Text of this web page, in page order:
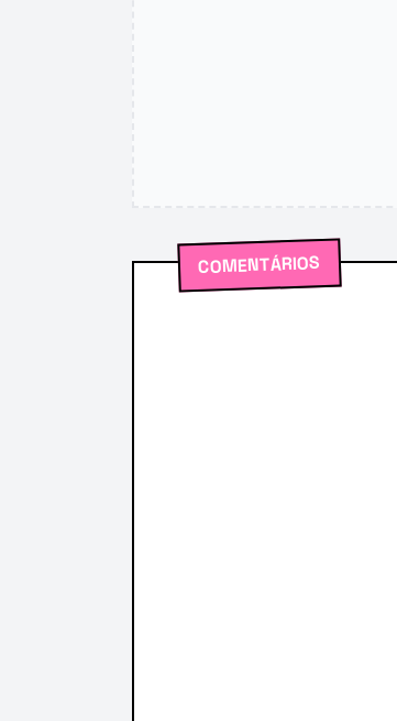
COMENTÁRIOS